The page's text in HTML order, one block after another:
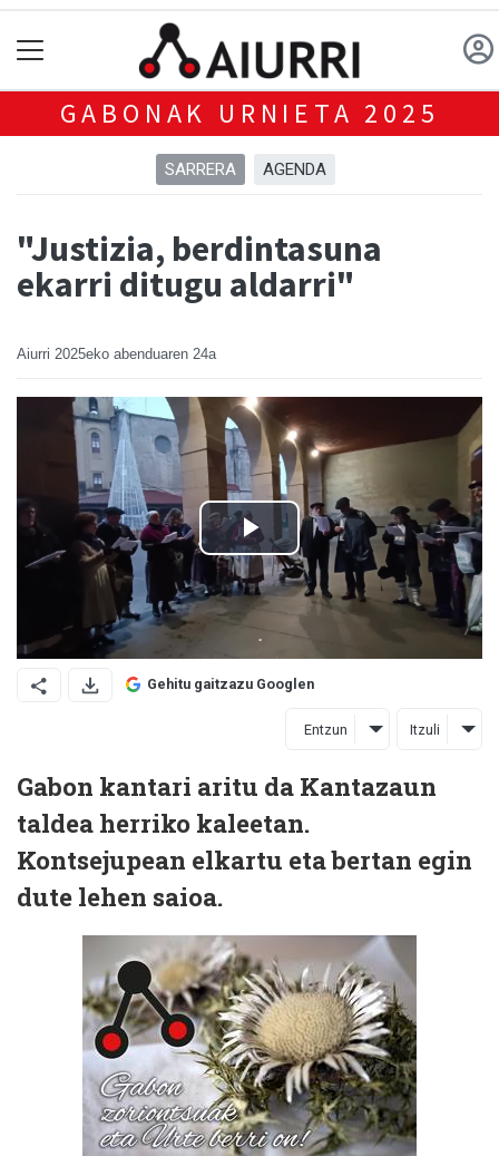
GABONAK URNIETA 2025
SARRERA AGENDA
"Justizia, berdintasuna
ekarri ditugu aldarri"
Aiurri 2025eko abenduaren 24a
Gehitu gaitzazu Googlen
Entzun Itzuli
Gabon kantari aritu da Kantazaun
taldea herriko kaleetan.
Kontsejupean elkartu eta bertan egin
dute lehen saioa.